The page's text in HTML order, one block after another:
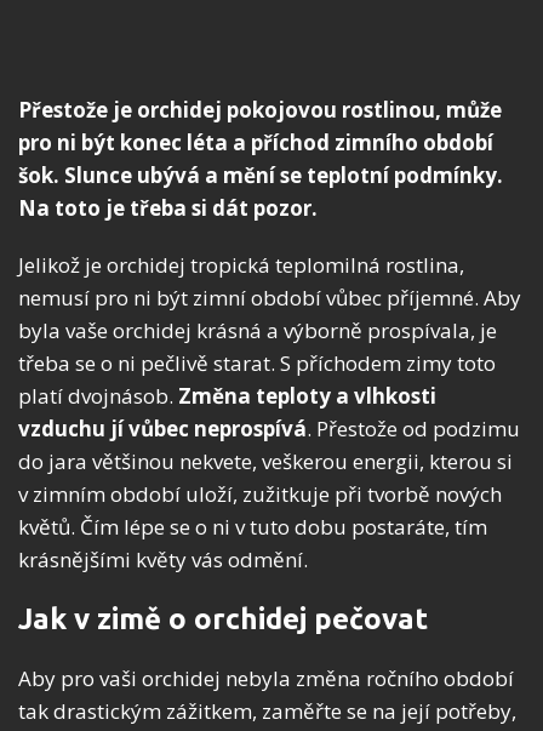
Přestože je orchidej pokojovou rostlinou, může
pro ni být konec léta a příchod zimního období
šok. Slunce ubývá a mění se teplotní podmínky.
Na toto je třeba si dát pozor.
Jelikož je orchidej tropická teplomilná rostlina,
nemusí pro ni být zimní období vůbec příjemné. Aby
byla vaše orchidej krásná a výborně prospívala, je
třeba se o ni pečlivě starat. S příchodem zimy toto
platí dvojnásob. Změna teploty a vlhkosti
vzduchu jí vůbec neprospívá. Přestože od podzimu
do jara většinou nekvete, veškerou energii, kterou si
v zimním období uloží, zužitkuje při tvorbě nových
květů. Čím lépe se o ni v tuto dobu postaráte, tím
krásnějšími květy vás odmění.
Jak v zimě o orchidej pečovat
Aby pro vaši orchidej nebyla změna ročního období
tak drastickým zážitkem, zaměřte se na její potřeby,